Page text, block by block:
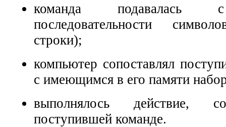
команда подавалась
последовательности
строки);
компьютер сопоставлял
с имеющимся в его памяти
выполнялось действие,
поступившей команде.